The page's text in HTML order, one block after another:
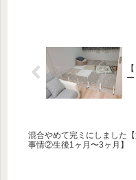
混合やめて完ミにしました
事情②生後1ヶ月〜3ヶ月】